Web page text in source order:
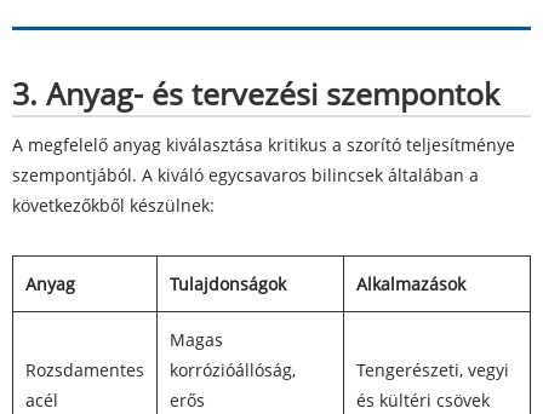
3. Anyag- és tervezési szempontok
A megfelelő anyag kiválasztása kritikus a szorító teljesítménye
szempontjából. A kiváló egycsavaros bilincsek általában a
következőkből készülnek:
Anyag Tulajdonságok Alkalmazások
Rozsdamentes
acél
Magas
korrózióállóság,
erős
Tengerészeti, vegyi
és kültéri csövek